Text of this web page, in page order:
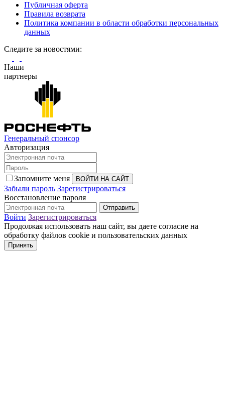
Публичная оферта
Правила возврата
Политика компании в области обработки персональных
данных
Cледите за новостями:
Наши
партнеры
Генеральный спонсор
Авторизация
Запомните меня
Забыли пароль Зарегистрироваться
Восстановление пароля
Войти Зарегистрироваться
Продолжая использовать наш сайт, вы даете согласие на
обработку файлов cookie и пользовательских данных
Принять